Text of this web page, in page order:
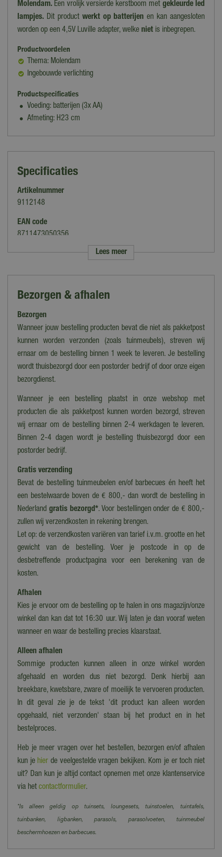
Molendam. Een vrolijk versierde kerstboom met gekleurde led
lampjes. Dit product werkt op batterijen en kan aangesloten
worden op een 4,5V Luville adapter, welke niet is inbegrepen.
Productvoordelen
Thema: Molendam
Ingebouwde verlichting
Productspecificaties
Voeding: batterijen (3x AA)
Afmeting: H23 cm
Specificaties
Artikelnummer
9112148
EAN code
8711473050356
Merk
Landschap accessoires
Thema
Molendam
Bewegend
Geluid
Nee
Introductiejaar
2007
Lees meer
Bezorgen & afhalen
Bezorgen
Wanneer jouw bestelling producten bevat die niet als pakketpost
kunnen worden verzonden (zoals tuinmeubels), streven wij
ernaar om de bestelling binnen 1 week te leveren. Je bestelling
wordt thuisbezorgd door een postorder bedrijf of door onze eigen
bezorgdienst.
Wanneer je een bestelling plaatst in onze webshop met
producten die als pakketpost kunnen worden bezorgd, streven
wij ernaar om de bestelling binnen 2-4 werkdagen te leveren.
Binnen 2-4 dagen wordt je bestelling thuisbezorgd door een
postorder bedrijf.
Gratis verzending
Bevat de bestelling tuinmeubelen en/of barbecues én heeft het
een bestelwaarde boven de € 800,- dan wordt de bestelling in
Nederland gratis bezorgd*. Voor bestellingen onder de € 800,-
zullen wij verzendkosten in rekening brengen.
Let op: de verzendkosten variëren van tarief i.v.m. grootte en het
gewicht van de bestelling. Voer je postcode in op de
desbetreffende productpagina voor een berekening van de
kosten.
Afhalen
Kies je ervoor om de bestelling op te halen in ons magazijn/onze
winkel dan kan dat tot 16:30 uur. Wij laten je dan vooraf weten
wanneer en waar de bestelling precies klaarstaat.
Alleen afhalen
Sommige producten kunnen alleen in onze winkel worden
afgehaald en worden dus niet bezorgd. Denk hierbij aan
breekbare, kwetsbare, zware of moeilijk te vervoeren producten.
In dit geval zie je de tekst 'dit product kan alleen worden
opgehaald, niet verzonden' staan bij het product en in het
bestelproces.
Heb je meer vragen over het bestellen, bezorgen en/of afhalen
kun je hier de veelgestelde vragen bekijken. Kom je er toch niet
uit? Dan kun je altijd contact opnemen met onze klantenservice
via het contactformulier.
*Is alleen geldig op tuinsets, loungesets, tuinstoelen, tuintafels,
tuinbanken, ligbanken, parasols, parasolvoeten, tuinmeubel
beschermhoezen en barbecues.